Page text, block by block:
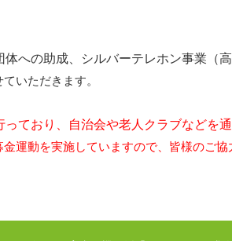
への助成、シルバーテレホン事業（高
いただきます。
っており、自治会や老人クラブなどを
運動を実施していますので、皆様のご協